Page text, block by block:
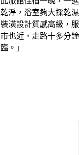
淨，浴室夠大採乾濕
潢設計質感高級，服
也近，走路十多分鐘
。」